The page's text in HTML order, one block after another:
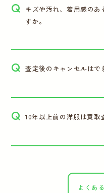
Q キズや汚れ、着用感のあ
すか。
Q 査定後のキャンセルはで
Q 10年以上前の洋服は買取
よくあ